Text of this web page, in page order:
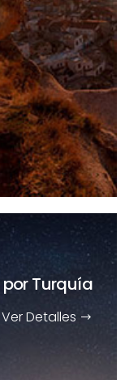
por Turquía
Ver Detalles